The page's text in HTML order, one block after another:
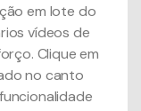
em lote do
vídeos de
Clique em
no canto